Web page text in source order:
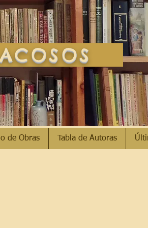
de Obras Tabla de Autoras